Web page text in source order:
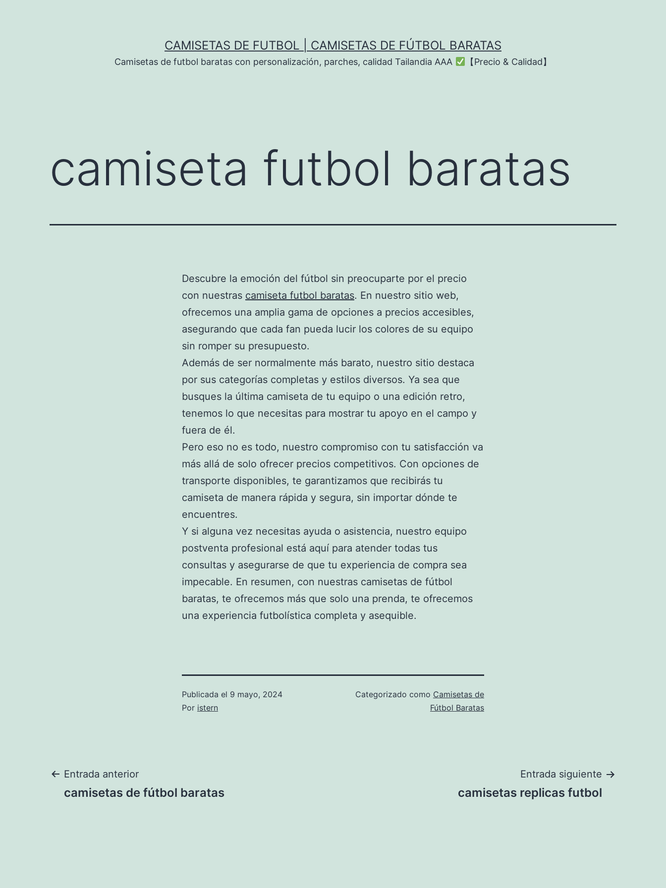
CAMISETAS DE FUTBOL | CAMISETAS DE FÚTBOL BARATAS
Camisetas de futbol baratas con personalización, parches, calidad Tailandia AAA 【Precio & Calidad】
camiseta futbol baratas
Descubre la emoción del fútbol sin preocuparte por el precio
con nuestras camiseta futbol baratas. En nuestro sitio web,
ofrecemos una amplia gama de opciones a precios accesibles,
asegurando que cada fan pueda lucir los colores de su equipo
sin romper su presupuesto.
Además de ser normalmente más barato, nuestro sitio destaca
por sus categorías completas y estilos diversos. Ya sea que
busques la última camiseta de tu equipo o una edición retro,
tenemos lo que necesitas para mostrar tu apoyo en el campo y
fuera de él.
Pero eso no es todo, nuestro compromiso con tu satisfacción va
más allá de solo ofrecer precios competitivos. Con opciones de
transporte disponibles, te garantizamos que recibirás tu
camiseta de manera rápida y segura, sin importar dónde te
encuentres.
Y si alguna vez necesitas ayuda o asistencia, nuestro equipo
postventa profesional está aquí para atender todas tus
consultas y asegurarse de que tu experiencia de compra sea
impecable. En resumen, con nuestras camisetas de fútbol
baratas, te ofrecemos más que solo una prenda, te ofrecemos
una experiencia futbolística completa y asequible.
Publicada el 9 mayo, 2024
Por istern
Categorizado como Camisetas de
Fútbol Baratas
Navegación
Entrada anterior
camisetas de fútbol baratas
Entrada siguiente
camisetas replicas futbol